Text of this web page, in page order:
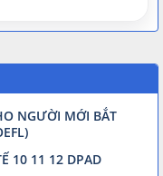
NGƯỜI MỚI BẮT
10 11 12 DPAD